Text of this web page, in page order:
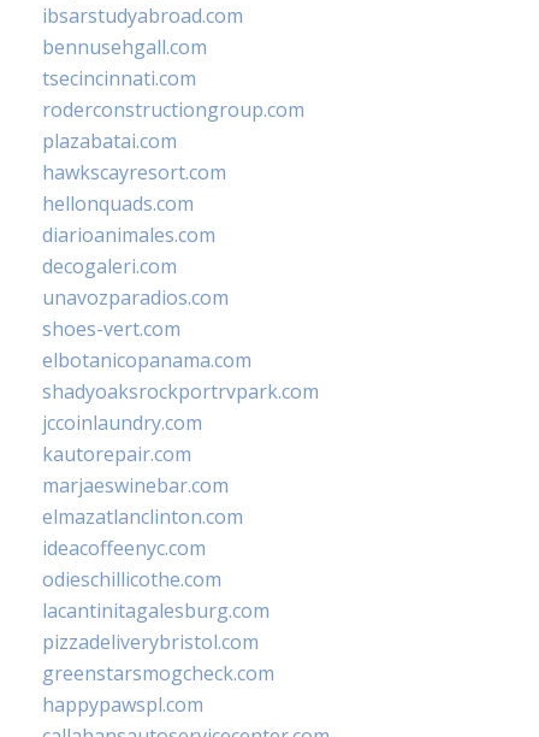
ibsarstudyabroad.com
bennusehgall.com
tsecincinnati.com
roderconstructiongroup.com
plazabatai.com
hawkscayresort.com
hellonquads.com
diarioanimales.com
decogaleri.com
unavozparadios.com
shoes-vert.com
elbotanicopanama.com
shadyoaksrockportrvpark.com
jccoinlaundry.com
kautorepair.com
marjaeswinebar.com
elmazatlanclinton.com
ideacoffeenyc.com
odieschillicothe.com
lacantinitagalesburg.com
pizzadeliverybristol.com
greenstarsmogcheck.com
happypawspl.com